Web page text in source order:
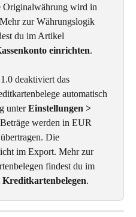
Originalwährung wird in
zur Währungslogik
du im Artikel
einrichten.
deaktiviert das
automatisch
unter Einstellungen >
werden in EUR
Die
im Export. Mehr zur
findest du im
.